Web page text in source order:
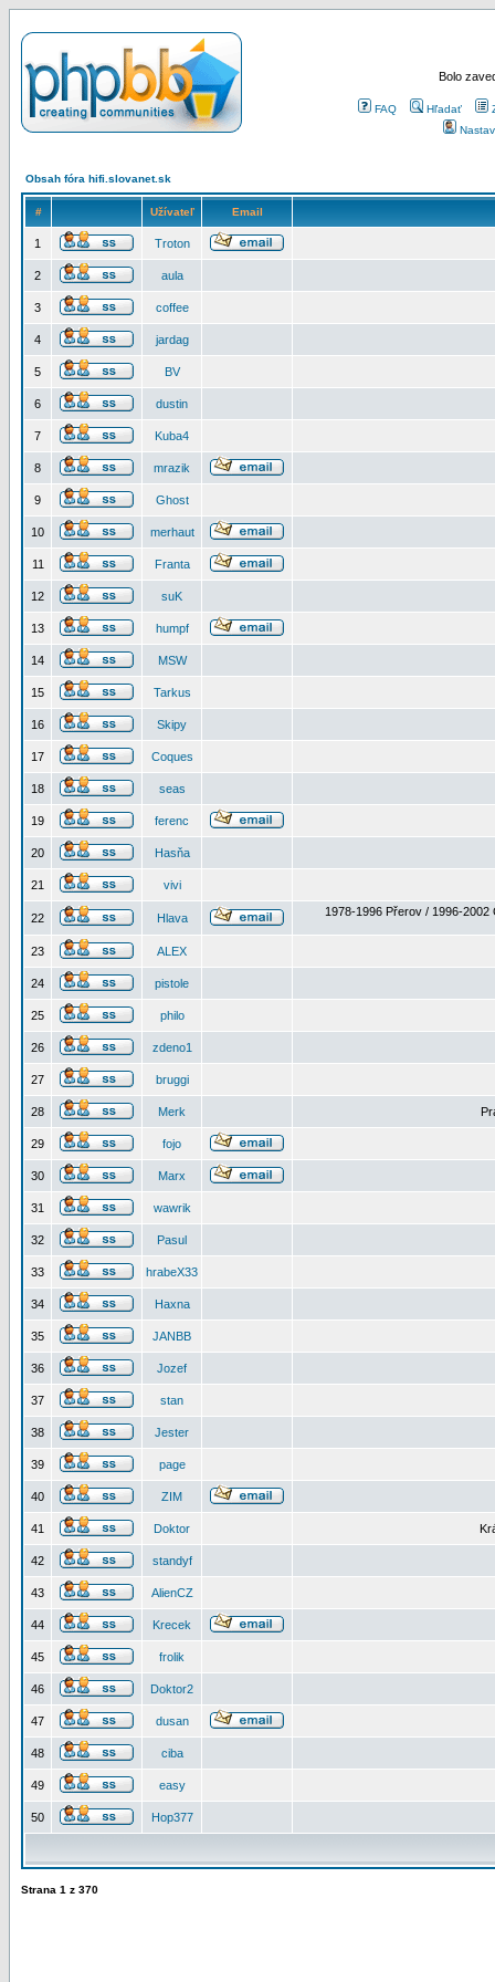
Bolo
FAQ Hľadať
Obsah fóra hifi.slovanet.sk
# Užívateľ Email
1 Troton
2 aula
3 coffee
4 jardag
5 BV
6 dustin
7 Kuba4
8 mrazik
9 Ghost
10 merhaut
11 Franta
12 suK
13 humpf
14 MSW
15 Tarkus
16 Skipy
17 Coques
18 seas
19 ferenc
20 Hasňa
21 vivi
22 Hlava 1978-1996 Přerov / 1996-2002
23 ALEX
24 pistole
25 philo
26 zdeno1
27 bruggi
28 Merk
29 fojo
30 Marx
31 wawrik
32 Pasul
33 hrabeX33
34 Haxna
35 JANBB
36 Jozef
37 stan
38 Jester
39 page
40 ZIM
41 Doktor
42 standyf
43 AlienCZ
44 Krecek
45 frolik
46 Doktor2
47 dusan
48 ciba
49 easy
50 Hop377
Strana 1 z 370